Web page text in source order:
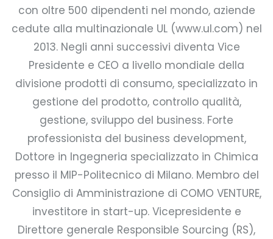
con oltre 500 dipendenti nel mondo, aziende
cedute alla multinazionale UL (www.ul.com) nel
2013. Negli anni successivi diventa Vice
Presidente e CEO a livello mondiale della
divisione prodotti di consumo, specializzato in
gestione del prodotto, controllo qualità,
gestione, sviluppo del business. Forte
professionista del business development,
Dottore in Ingegneria specializzato in Chimica
presso il MIP-Politecnico di Milano. Membro del
Consiglio di Amministrazione di COMO VENTURE,
investitore in start-up. Vicepresidente e
Direttore generale Responsible Sourcing (RS),